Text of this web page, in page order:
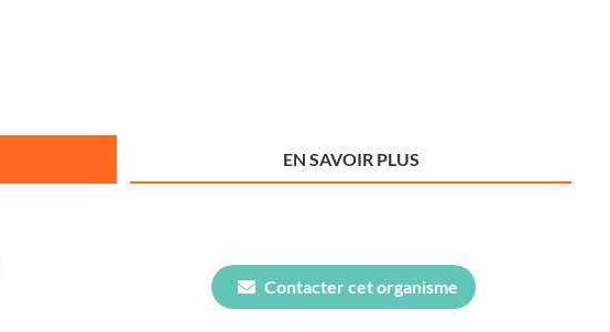
EN SAVOIR PLUS
Contacter cet organisme